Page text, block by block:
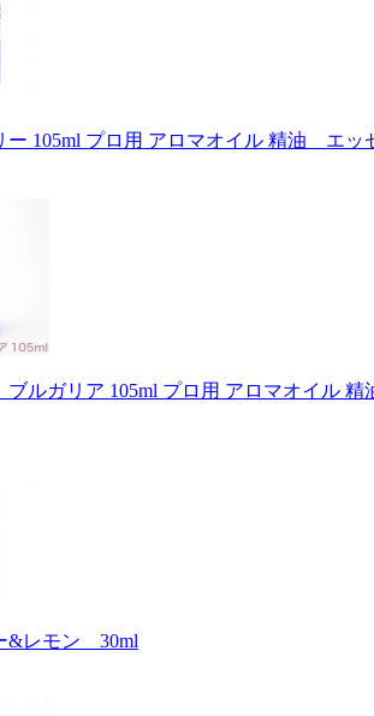
ー 105ml プロ用 アロマオイル 精油 エッ
ルガリア 105ml プロ用 アロマオイル
&レモン 30ml